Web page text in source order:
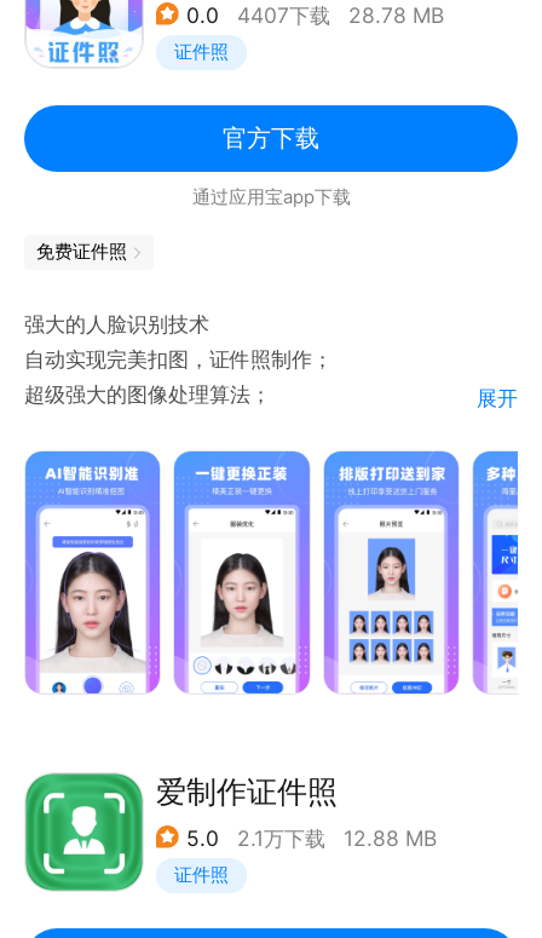
【免费无广，品质保障】
‒ 作为官方推荐的证件照制作工具，我们承诺为您提供
‒ 每张证件照均符合官方标准；
‒ 严格把控照片质量，让您的证件照更加真实、清晰、
‒ 避免因照片问题导致的麻烦，确保您的申请过程顺利
【智能抠图，操作简便】
‒ 利用行业前沿的最新AI技术；
‒ 光影证件照能够自动识别并精确抠出您的形象；
‒ 即使背景复杂也能轻松应对，一键生成背景纯净的专
业证件照。
‒ 红底、白底、蓝底背景色任意选择；
‒ 仅需简单几步，即可在手机上完成证件照的拍摄、编
辑和导出；
‒ 方便快捷，随时随地制作完美证件照。
0.0 4407下载 28.78 MB
证件照
官方下载
通过应用宝app下载
免费证件照
强大的人脸识别技术
自动实现完美扣图，证件照制作；
超级强大的图像处理算法；
照制作过程；
强大的抠图技术。
【满足尺寸要求】
齐全的证件照规格；
一寸照、二寸照、身份证、公务员报名照、四六级英语
考试报名照，会计等考试报名规格，各国签证照；
还能随心所欲自定义尺寸，更换证件照背景哦。
智能证件照，证件照随手拍~
希望能够帮助你制作出满意的智能证件照。
展开
爱制作证件照
5.0 2.1万下载 12.88 MB
证件照